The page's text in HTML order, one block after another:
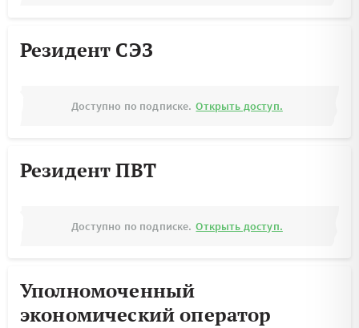
Резидент СЭЗ
Доступно по подписке. Открыть доступ.
Резидент ПВТ
Доступно по подписке. Открыть доступ.
Уполномоченный
экономический оператор